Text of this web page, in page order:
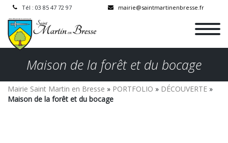
Tél : 03 85 47 72 97 mairie@saintmartinenbresse.fr
Maison de la forêt et du bocage
Mairie Saint Martin en Bresse » PORTFOLIO » DÉCOUVERTE »
Maison de la forêt et du bocage